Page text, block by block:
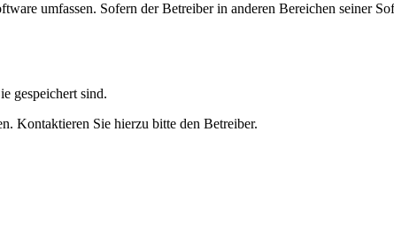
umfassen. Sofern der Betreiber in anderen Bereichen seiner
gespeichert sind.
Kontaktieren Sie hierzu bitte den Betreiber.